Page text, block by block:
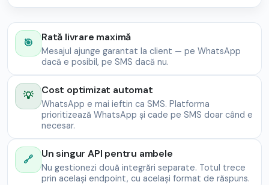
🎯 Rată livrare maximă
Mesajul ajunge garantat la client — pe WhatsApp
dacă e posibil, pe SMS dacă nu.
💡 Cost optimizat automat
WhatsApp e mai ieftin ca SMS. Platforma
prioritizează WhatsApp și cade pe SMS doar când e
necesar.
🔗 Un singur API pentru ambele
Nu gestionezi două integrări separate. Totul trece
prin același endpoint, cu același format de răspuns.